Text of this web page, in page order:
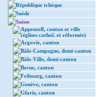
République tchèque
Suède
Suisse
Appenzell, canton et ville
(églises cathol. et réformée)
Argovie, canton
Bâle-Campagne, demi-canton
Bâle-Ville, demi-canton
Berne, canton
Fribourg, canton
Genève, canton
Glaris, canton